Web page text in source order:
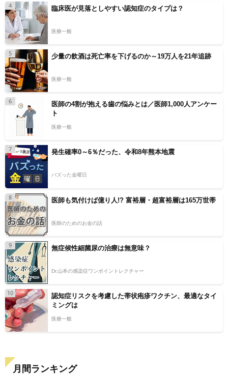
4 臨床医が見落としやすい認知症のタイプは？
医療一般
5 少量の飲酒は死亡率を下げるのか～19万人を21年追跡
医療一般
6
医師の4割が抱える歯の悩みとは／医師1,000人アンケー
ト
医療一般
7 発生確率0～6％だった、令和8年熊本地震
バズった金曜日
8 医師も気付けば億り人!? 富裕層・超富裕層は165万世帯
医師のためのお金の話
9 無症候性細菌尿の治療は無意味？
Dr.山本の感染症ワンポイントレクチャー
10
認知症リスクを考慮した帯状疱疹ワクチン、最適なタイ
ミングは
医療一般
月間ランキング